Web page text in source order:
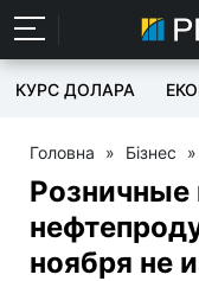
КУРС ДОЛАРА
Головна » Бізнес »
Розничные
ноября не